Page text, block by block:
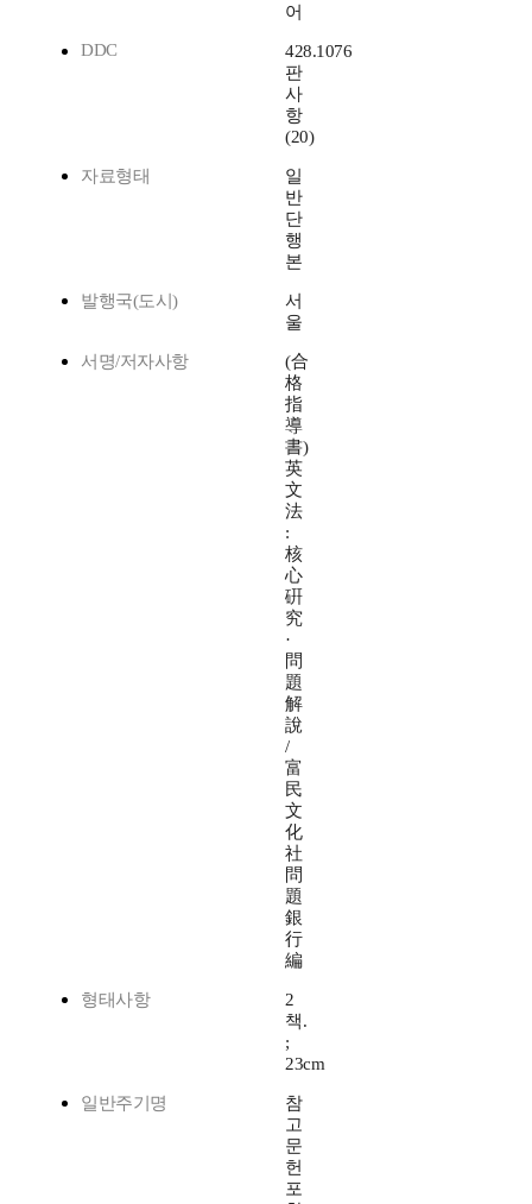
어
DDC
428.1076
판
사
항
(20)
자료형태
일
반
단
행
본
발행국(도시)
서
울
서명/저자사항
(合
格
指
導
書)
英
文
法
:
核
心
硏
究
·
問
題
解
說
/
富
民
文
化
社
問
題
銀
行
編
형태사항
2
책.
;
23cm
일반주기명
참
고
문
헌
포